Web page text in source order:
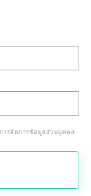
ารจัดการข้อมูลส่วนบุคคล